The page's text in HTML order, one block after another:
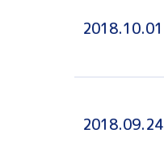
2018.10.01
2018.09.24